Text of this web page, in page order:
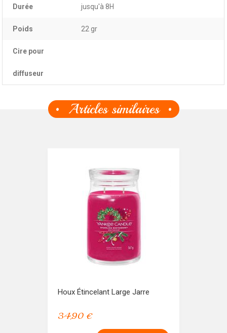
Durée jusqu'à 8H
Poids 22 gr
Cire pour
diffuseur
Articles similaires
Houx Étincelant Large Jarre
34,90 €